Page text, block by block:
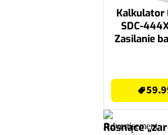
Kalkulator
SDC-
Zasilanie
Rosnące